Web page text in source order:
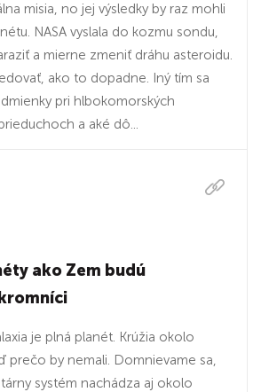
misia, no jej výsledky by raz mohli
NASA vyslala do kozmu sondu,
a mierne zmeniť dráhu asteroidu.
ako to dopadne. Iný tím sa
pri hlbokomorských
a aké dô...
ako Zem budú
je plná planét. Krúžia okolo
prečo by nemali. Domnievame sa,
systém nachádza aj okolo